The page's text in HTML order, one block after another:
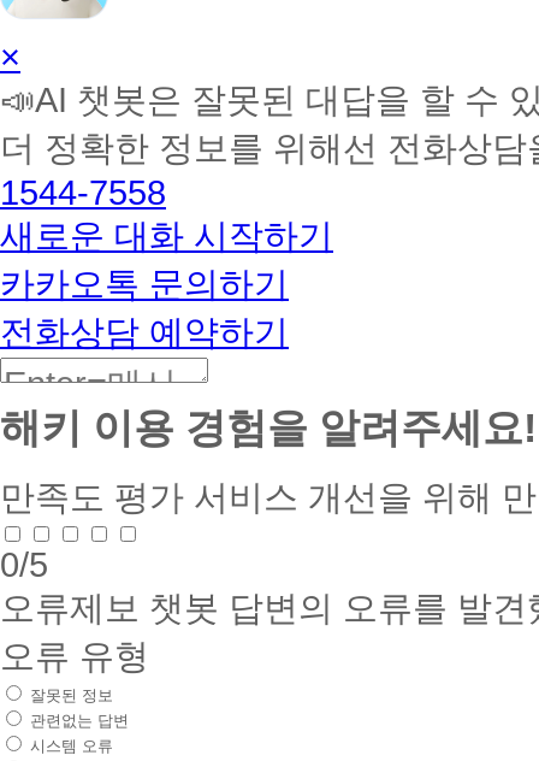
AI
학
습
토
커
BETA
×
📣AI 챗봇은 잘못된 대답을 할 수
더 정확한 정보를 위해선 전화상
1544-7558
새로운 대화 시작하기
카카오톡 문의하기
전화상담 예약하기
해키 이용 경험을 알려주세요!
만족도 평가 서비스 개선을 위해
0/5
오류제보 챗봇 답변의 오류를 발
오류 유형
잘못된 정보
관련없는 답변
시스템 오류